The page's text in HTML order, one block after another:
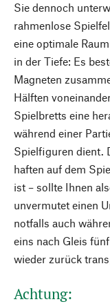
Sie dennoch
rahmenlose
eine optimale
in der Tiefe: Es
Magneten
Hälften
Spielbretts eine
während einer
Spielfiguren dient.
haften auf dem
ist – sollte Ihnen
unvermutet einen
notfalls auch
eins nach Gleis
wieder zurück
Achtung: